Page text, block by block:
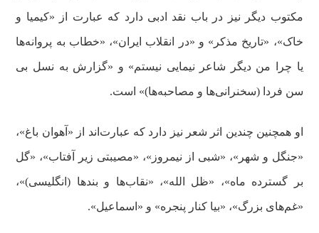
مکتوب دیگر نیز در باب نقد ادبی دارد که عبارت از «کیمیا و
خاک»، «تاریخ مذکر» و «در انقلاب ایران»، «خطاب به پروانه‌ها
یا چرا من دیگر شاعر نیمایی نیستم» و «گزارش به نسل بی
سن فردا (سخنرانی‌ها و مصاحبه‌ها)» است.
او همچنین چندین اثر شعر نیز دارد که عبارت‌اند از «آهوان باغ»،
«جنگل و شهر»، «شبی از نیمروز»، «مصیبتی زیر آفتاب»، «گل
بر گسترده ماه»، «ظل الله»، «نقاب‌ها و بندها (انگلیسی)»،
«غم‌های بزرگ»، «بیا کنار پنجره» و «اسماعیل».